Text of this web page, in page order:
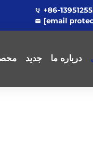
+86-
[email
درباره ما جدید